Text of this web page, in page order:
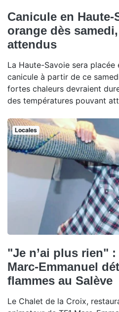
Canicule en
orange dès samedi,
attendus
La Haute-Savoie sera
canicule à partir de ce
fortes chaleurs devraient
des températures pouvant
Locales
"Je n’ai plus rien"
Marc-Emmanuel
flammes au Salève
Le Chalet de la Croix,